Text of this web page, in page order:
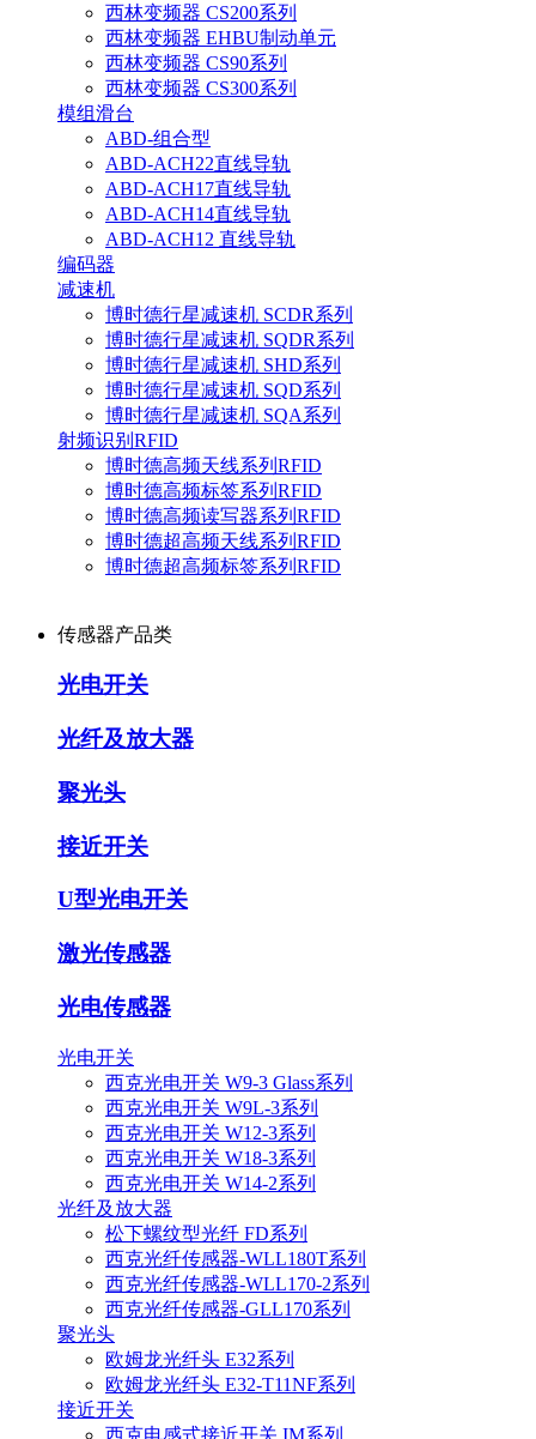
西林变频器 CS200系列
西林变频器 EHBU制动单元
西林变频器 CS90系列
西林变频器 CS300系列
模组滑台
ABD-组合型
ABD-ACH22直线导轨
ABD-ACH17直线导轨
ABD-ACH14直线导轨
ABD-ACH12 直线导轨
编码器
减速机
博时德行星减速机 SCDR系列
博时德行星减速机 SQDR系列
博时德行星减速机 SHD系列
博时德行星减速机 SQD系列
博时德行星减速机 SQA系列
射频识别RFID
博时德高频天线系列RFID
博时德高频标签系列RFID
博时德高频读写器系列RFID
博时德超高频天线系列RFID
博时德超高频标签系列RFID
传感器产品类
光电开关
光纤及放大器
聚光头
接近开关
U型光电开关
激光传感器
光电传感器
光电开关
西克光电开关 W9-3 Glass系列
西克光电开关 W9L-3系列
西克光电开关 W12-3系列
西克光电开关 W18-3系列
西克光电开关 W14-2系列
光纤及放大器
松下螺纹型光纤 FD系列
西克光纤传感器-WLL180T系列
西克光纤传感器-WLL170-2系列
西克光纤传感器-GLL170系列
聚光头
欧姆龙光纤头 E32系列
欧姆龙光纤头 E32-T11NF系列
接近开关
西克电感式接近开关 IM系列